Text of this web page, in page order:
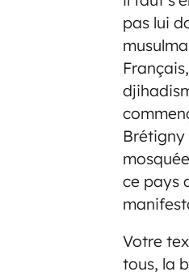
pas lui
ce pays
Votre
tous, la